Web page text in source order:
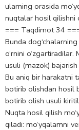
ularning orasida
nuqtalar hosil qilishni
=== Taqdimot 34
Bunda
o‘rnini
usuli (mazok)
Bu aniq bir harakatni
botirib olishdan hosil
botirib olish usuli
Nuqta hosil qilish
qiladi: mo‘yqalamni